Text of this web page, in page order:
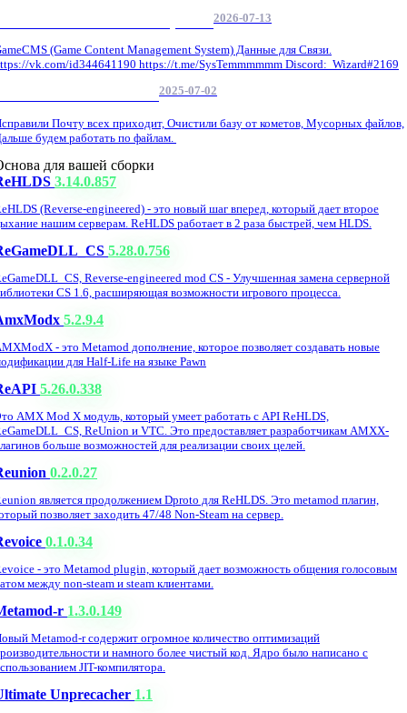
2026-07-13
(Game Content Management System) Данные для Связи.
vk.com/id344641190 https://t.me/SysTemmmmmm Discord: Wizard#2169
2025-07-02
Почту всех приходит, Очистили базу от кометов, Мусорных файлов,
будем работать по файлам.
для вашей сборки
3.14.0.857
(Reverse-engineered) - это новый шаг вперед, который дает второе
нашим серверам. ReHLDS работает в 2 раза быстрей, чем HLDS.
5.28.0.756
Reverse-engineered mod CS - Улучшенная замена серверной
CS 1.6, расширяющая возможности игрового процесса.
5.2.9.4
- это Metamod дополнение, которое позволяет создавать новые
для Half-Life на языке Pawn
5.26.0.338
AMX Mod X модуль, который умеет работать с API ReHLDS,
ReUnion и VTC. Это предоставляет разработчикам AMXX-
больше возможностей для реализации своих целей.
0.2.0.27
является продолжением Dproto для ReHLDS. Это metamod плагин,
позволяет заходить 47/48 Non-Steam на сервер.
0.1.0.34
- это Metamod plugin, который дает возможность общения голосовым
между non-steam и steam клиентами.
r 1.3.0.149
Metamod-r содержит огромное количество оптимизаций
и намного более чистый код. Ядро было написано с
JIT-компилятора.
Unprecacher 1.1